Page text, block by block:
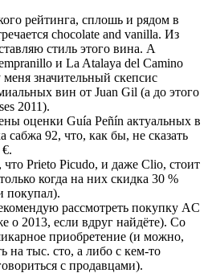
рейтинга, сплошь и рядом в
chocolate and vanilla. Из
стиль этого вина. А
и La Atalaya del Camino
значительный скепсис
вин от Juan Gil (а до этого
2011).
оценки Guía Peñín актуальных в
92, что, как бы, не сказать
Prieto Picudo, и даже Clio, стоит
когда на них скидка 30 %
покупал).
рассмотреть покупку AC
о 2013, если вдруг найдёте). Со
приобретение (и можно,
на тыс. сто, а либо с кем-то
с продавцами).